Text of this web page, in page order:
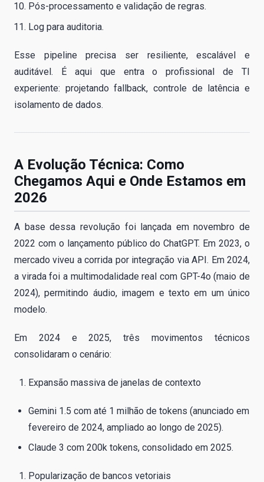
Pós-processamento e validação de regras.
Log para auditoria.
Esse pipeline precisa ser resiliente, escalável e
auditável. É aqui que entra o profissional de TI
experiente: projetando fallback, controle de latência e
isolamento de dados.
A Evolução Técnica: Como
Chegamos Aqui e Onde Estamos em
2026
A base dessa revolução foi lançada em novembro de
2022 com o lançamento público do ChatGPT. Em 2023, o
mercado viveu a corrida por integração via API. Em 2024,
a virada foi a multimodalidade real com GPT-4o (maio de
2024), permitindo áudio, imagem e texto em um único
modelo.
Em 2024 e 2025, três movimentos técnicos
consolidaram o cenário:
Expansão massiva de janelas de contexto
Gemini 1.5 com até 1 milhão de tokens (anunciado em
fevereiro de 2024, ampliado ao longo de 2025).
Claude 3 com 200k tokens, consolidado em 2025.
Popularização de bancos vetoriais